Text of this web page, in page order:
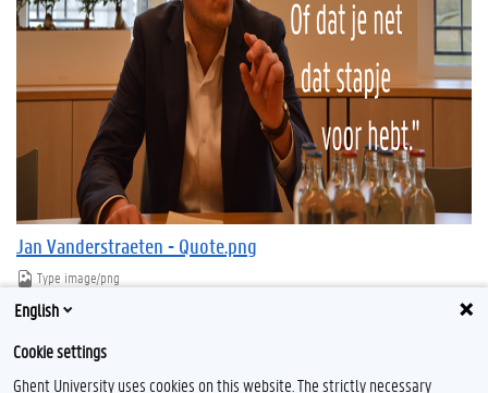
Jan Vanderstraeten - Quote.png
Type image/png
Bestandsgrootte
Download
English
Cookie settings
Ghent University uses cookies on this website. The strictly necessary